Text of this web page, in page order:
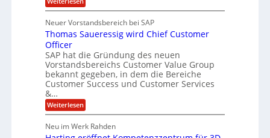
t
u
i
a
H
u
b
e
t
C
T
O
V
P
S
l
e
s
y
y
s
e
m
S
t
e
l
a
r
i
n
A
l
f
r
O
n
e
G
o
u
p
ü
b
Neuer Vorstandsbereich bei SAP
Thomas Saueressig wird Chief Customer
Officer
SAP hat die Gründung des neuen
Vorstandsbereichs Customer Value Group
bekannt gegeben, in dem die Bereiche
Customer Success und Customer Services
&…
Weiterlesen:
T
o
Neu im Werk Rahden